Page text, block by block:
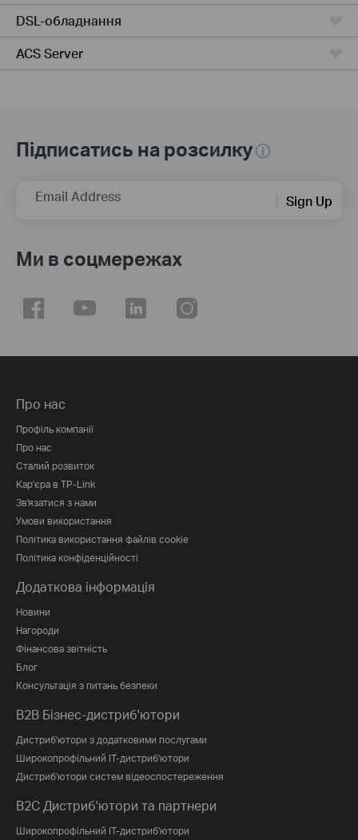
DSL-обладнання
ACS Server
Підписатись на розсилку
Email Address Sign Up
Ми в соцмережах
Про нас
Профіль компанії
Про нас
Сталий розвиток
Кар'єра в TP-Link
Зв'язатися з нами
Умови використання
Політика використання файлів cookie
Політика конфіденційності
Додаткова інформація
Новини
Нагороди
Фінансова звітність
Блог
Консультація з питань безпеки
B2B Бізнес-дистриб'ютори
Дистриб'ютори з додатковими послугами
Широкопрофільний IT-дистриб'ютори
Дистриб'ютори систем відеоспостереження
B2C Дистриб'ютори та партнери
Широкопрофільний IT-дистриб'ютори